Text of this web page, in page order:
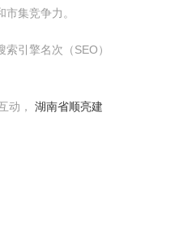
集竞争力。
引擎名次（SEO）
动， 湖南省顺亮建